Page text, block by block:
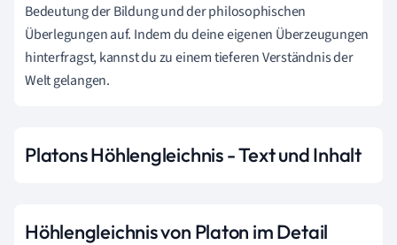
Bedeutung der Bildung und der philosophischen
Überlegungen auf. Indem du deine eigenen Überzeugungen
hinterfragst, kannst du zu einem tieferen Verständnis der
Welt gelangen.
Platons Höhlengleichnis - Text und Inhalt
Höhlengleichnis von Platon im Detail